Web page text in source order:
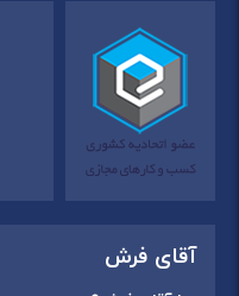
آقای فرش